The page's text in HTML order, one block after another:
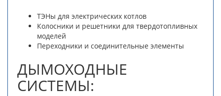
ТЭНы для электрических котлов
Колосники и решетники для твердотопливных
моделей
Переходники и соединительные элементы
ДЫМОХОДНЫЕ
СИСТЕМЫ: